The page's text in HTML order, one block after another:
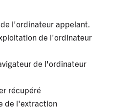
l'ordinateur appelant.
de l'ordinateur
de l'ordinateur
récupéré
de l'extraction